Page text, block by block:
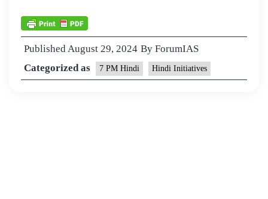
PublishedAugust 29, 2024 By ForumIAS
Categorized as
7 PM Hindi Hindi Initiatives